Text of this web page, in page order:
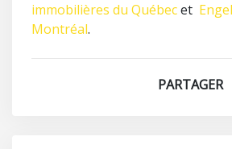
immobilières du Québecet
Montréal.
PARTAGER